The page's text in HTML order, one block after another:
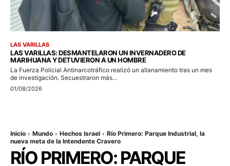
LAS VARILLAS
LAS VARILLAS: DESMANTELARON UN INVERNADERO DE
MARIHUANA Y DETUVIERON A UN HOMBRE
La Fuerza Policial Antinarcotráfico realizó un allanamiento tras un mes
de investigación. Secuestraron más...
01/08/2026